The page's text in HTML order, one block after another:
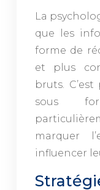
La
que les
forme de
et plus
bruts.
sous
marquer
influencer